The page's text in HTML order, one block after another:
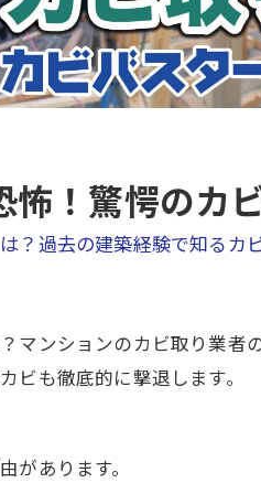
怖！驚愕のカ
？過去の建築経験で知るカ
マンションのカビ取り業
ビも徹底的に撃退します。
があります。